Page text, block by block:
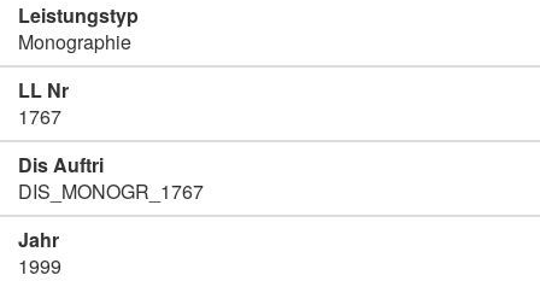
Leistungstyp
Monographie
LL Nr
1767
Dis Auftri
DIS_MONOGR_1767
Jahr
1999